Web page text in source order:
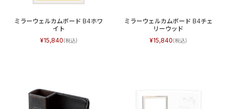
ミラーウェルカムボード B4ホワ
イト
15,840
ミラーウェルカムボード B4チェ
リーウッド
15,840